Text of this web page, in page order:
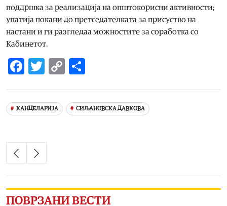
поддршка за реализација на општокорисни активности;
упатија покани до претседателката за присуство на
настани и ги разгледаа можностите за соработка со
Кабинетот.
Facebook
Twitter
Copy
КАНЦЕЛАРИЈА СИЉАНОВСКА ДАВКОВА
ПОВРЗАНИ ВЕСТИ